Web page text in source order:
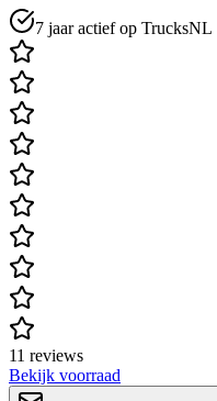
7 jaar actief op TrucksNL
11 reviews
Bekijk voorraad